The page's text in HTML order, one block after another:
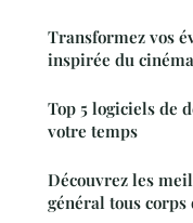
Transformez vos
inspirée du cinéma
Top 5 logiciels de
votre temps
Découvrez les
général tous corps